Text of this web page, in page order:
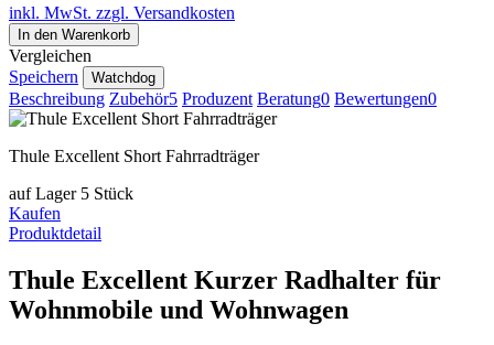
inkl. MwSt. zzgl. Versandkosten
In den Warenkorb
Vergleichen
Speichern
Watchdog
Beschreibung Zubehör5 Produzent Beratung0 Bewertungen0
Thule Excellent Short Fahrradträger
auf Lager 5 Stück
Kaufen
Produktdetail
Thule Excellent Kurzer Radhalter für
Wohnmobile und Wohnwagen